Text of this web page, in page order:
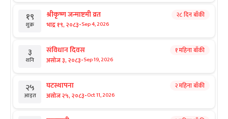
१९
शुक्र
श्रीकृष्ण जन्माष्टमी व्रत
भाद्र १९, २०८३-Sep 4, 2026
२८ दिन बाँकी
३
शनि
संविधान दिवस
असोज ३, २०८३-Sep 19, 2026
१ महिना बाँकी
२५
आइत
घटस्थापना
असोज २५, २०८३-Oct 11, 2026
२ महिना बाँकी